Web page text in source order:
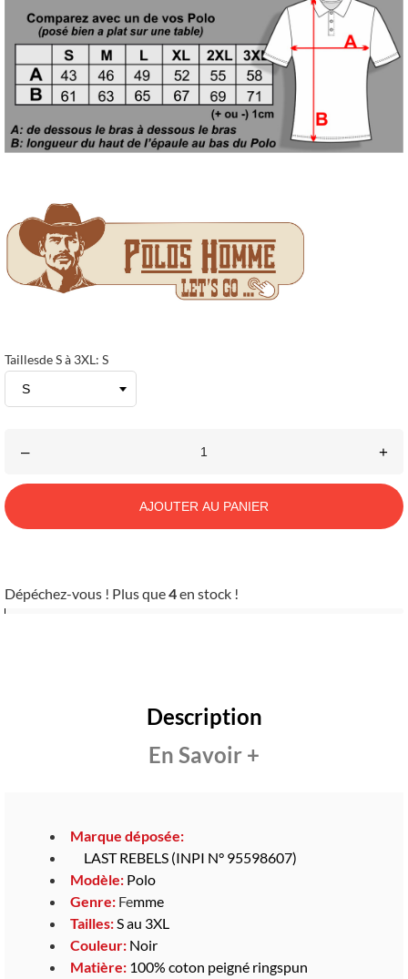
Taillesde S à 3XL: S
– +
AJOUTER AU PANIER
Dépéchez-vous ! Plus que4en stock !
Description
En Savoir +
Marque déposée:
LAST REBELS (INPI N° 95598607)
Modèle: Polo
Genre: Femme
Tailles:S au 3XL
Couleur: Noir
Matière: 100% coton peigné ringspun